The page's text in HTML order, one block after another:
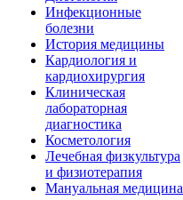
Инфекционные
болезни
История медицины
Кардиология и
кардиохирургия
Клиническая
лабораторная
диагностика
Косметология
Лечебная физкультура
и физиотерапия
Мануальная медицина